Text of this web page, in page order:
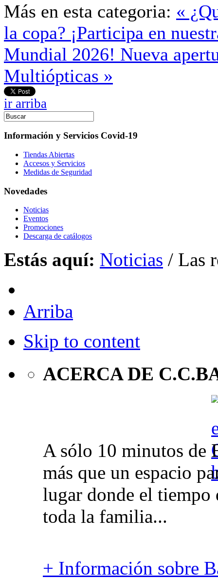
Más en esta categoria: «
la copa? ¡Participa en
Mundial 2026! Nueva
Multiópticas »
ir arriba
Información y Servicios Covid-19
Tiendas Abiertas
Accesos y Servicios
Medidas de Seguridad
Novedades
Noticias
Eventos
Promociones
Descarga de catálogos
Estás aquí: Noticias / Las
Arriba
Skip to content
ACERCA DE
A sólo 10 minutos de
más que un espacio
lugar donde el tiempo
toda la familia...
+ Información sobre